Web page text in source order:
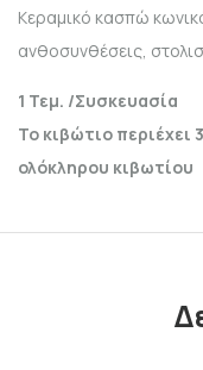
Κεραμικό κασπώ
ανθοσυνθέσεις,
1 Τεμ. /Συσκευασία
Το κιβώτιο
ολόκληρου κιβωτίου